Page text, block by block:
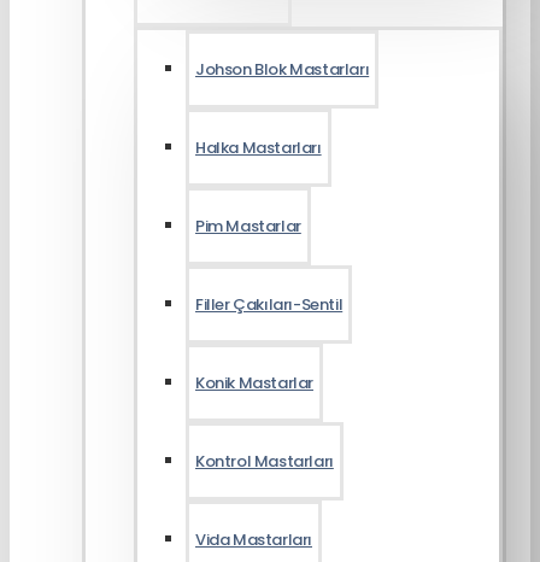
Johson Blok Mastarları
Halka Mastarları
Pim Mastarlar
Filler Çakıları-Sentil
Konik Mastarlar
Kontrol Mastarları
Vida Mastarları